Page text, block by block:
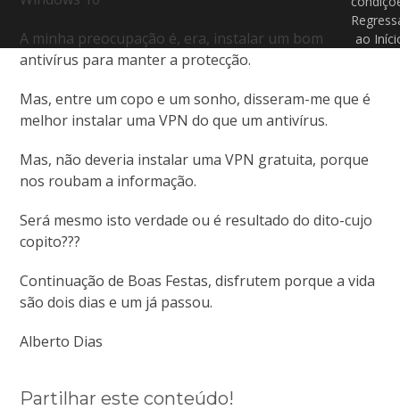
A minha preocupação é, era, instalar um bom
antivírus para manter a protecção.
Mas, entre um copo e um sonho, disseram-me que é
melhor instalar uma VPN do que um antivírus.
Mas, não deveria instalar uma VPN gratuita, porque
nos roubam a informação.
Será mesmo isto verdade ou é resultado do dito-cujo
copito???
Continuação de Boas Festas, disfrutem porque a vida
são dois dias e um já passou.
Alberto Dias
Partilhar este conteúdo!
ao